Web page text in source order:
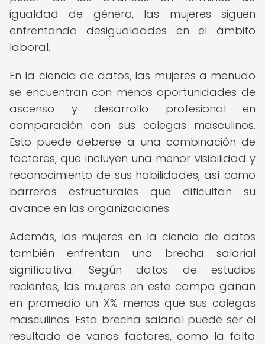
igualdad de género, las mujeres siguen
enfrentando desigualdades en el ámbito
laboral.
En la ciencia de datos, las mujeres a menudo
se encuentran con menos oportunidades de
ascenso y desarrollo profesional en
comparación con sus colegas masculinos.
Esto puede deberse a una combinación de
factores, que incluyen una menor visibilidad y
reconocimiento de sus habilidades, así como
barreras estructurales que dificultan su
avance en las organizaciones.
Además, las mujeres en la ciencia de datos
también enfrentan una brecha salarial
significativa. Según datos de estudios
recientes, las mujeres en este campo ganan
en promedio un X% menos que sus colegas
masculinos. Esta brecha salarial puede ser el
resultado de varios factores, como la falta